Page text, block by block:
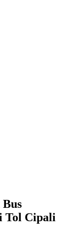
Tol Cipali